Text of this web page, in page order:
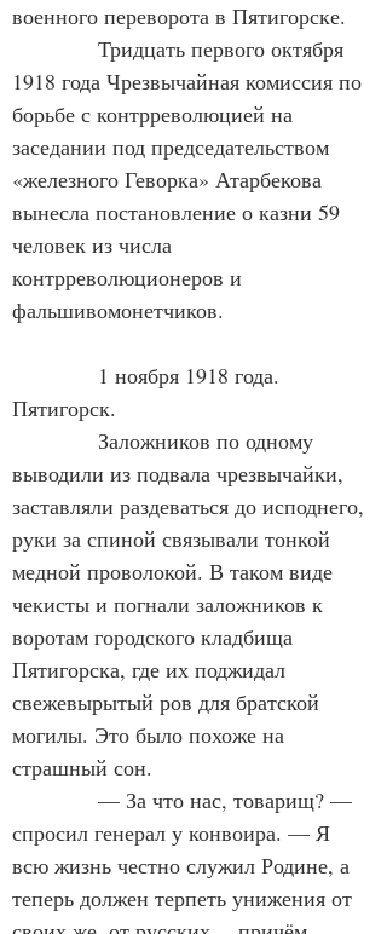
военного переворота в Пятигорске.
Тридцать первого октября
1918 года Чрезвычайная комиссия по
борьбе с контрреволюцией на
заседании под председательством
«железного Геворка» Атарбекова
вынесла постановление о казни 59
человек из числа
контрреволюционеров и
фальшивомонетчиков.
1 ноября 1918 года.
Пятигорск.
Заложников по одному
выводили из подвала чрезвычайки,
заставляли раздеваться до исподнего,
руки за спиной связывали тонкой
медной проволокой. В таком виде
чекисты и погнали заложников к
воротам городского кладбища
Пятигорска, где их поджидал
свежевырытый ров для братской
могилы. Это было похоже на
страшный сон.
— За что нас, товарищ? —
спросил генерал у конвоира. — Я
всю жизнь честно служил Родине, а
теперь должен терпеть унижения от